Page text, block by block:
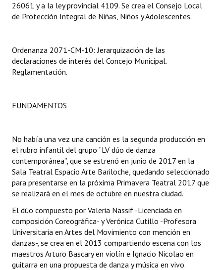
Premio al Mérito - Registro
Mujeres que Dejaron Huellas - Registro
Periodistas Decanos - Registro
Huéspedes de Honor - Registro
Antiguos Pobladores - Registro
Reconocimientos - Registro
Bariloche, Municipio intercultural
Entrega de distinciones
REFORMA DE LA CARTA ORGÁNICA
26061 y a la ley provincial 4109. Se crea el Consejo Local
de Protección Integral de Niñas, Niños y Adolescentes.
Ordenanza 2071-CM-10: Jerarquización de las
declaraciones de interés del Concejo Municipal.
Reglamentación.
FUNDAMENTOS
No había una vez una canción es la segunda producción en
el rubro infantil del grupo “LV dúo de danza
contemporánea”, que se estrenó en junio de 2017 en la
Sala Teatral Espacio Arte Bariloche, quedando seleccionado
para presentarse en la próxima Primavera Teatral 2017 que
se realizará en el mes de octubre en nuestra ciudad.
El dúo compuesto por Valeria Nassif -Licenciada en
composición Coreográfica- y Verónica Cutillo -Profesora
Universitaria en Artes del Movimiento con mención en
danzas-, se crea en el 2013 compartiendo escena con los
maestros Arturo Bascary en violín e Ignacio Nicolao en
guitarra en una propuesta de danza y música en vivo.